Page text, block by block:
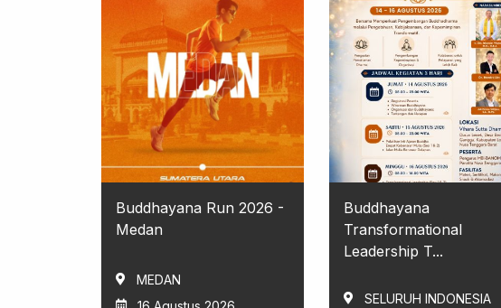
Buddhayana Run 2026 -
Medan
MEDAN
Buddhayana
Transformational
Leadership T...
SELURUH INDONESIA